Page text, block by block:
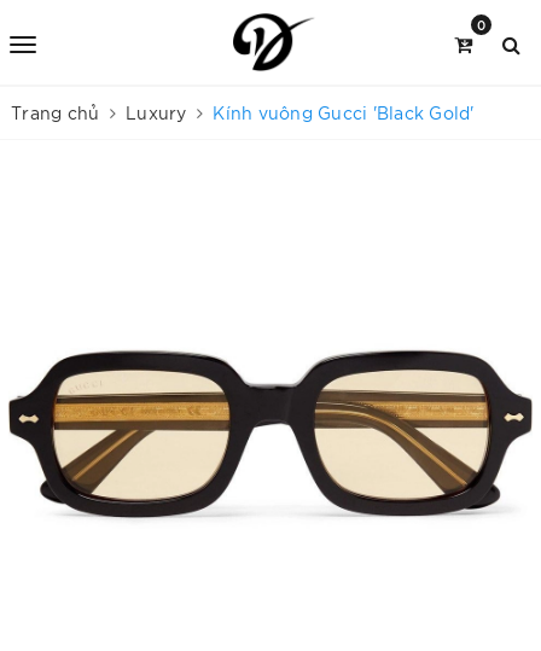
0
Trang chủ Luxury Kính vuông Gucci 'Black Gold'